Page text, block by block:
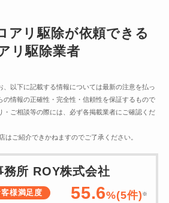
アリ駆除が依頼できる
リ駆除業者
、以下に記載する情報については最新の注意を払っ
の情報の正確性・完全性・信頼性を保証するもので
・ご相談等の際には、必ず各掲載業者にご確認くだ
ご紹介できかねますのでご了承ください。
務所 ROY株式会社
客様満足度 55.6%(5件) ※